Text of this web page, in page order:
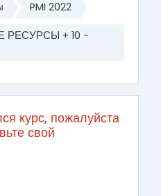
PMI 2022
РЕСУРСЫ + 10 -
курс, пожалуйста
свой